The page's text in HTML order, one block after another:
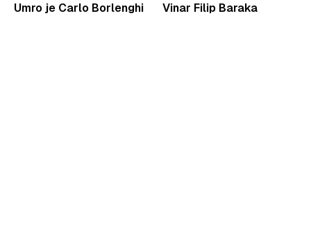
Umro je Carlo Borlenghi Vinar Filip Baraka